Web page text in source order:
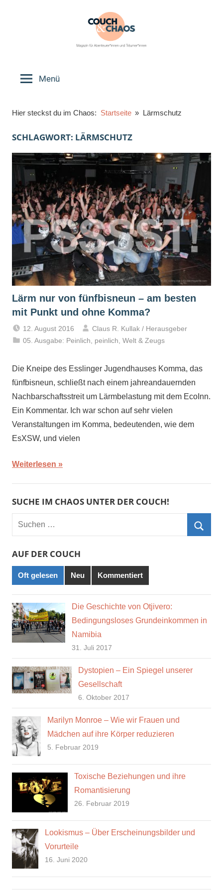
Chaos
Menü
Hier steckst du im Chaos: Startseite Lärmschutz
SCHLAGWORT: LÄRMSCHUTZ
Lärm nur von fünfbisneun – am besten
mit Punkt und ohne Komma?
12. August 2016
Claus R. Kullak / Herausgeber
05. Ausgabe: Peinlich, peinlich ,Welt & Zeugs
Die Kneipe des Esslinger Jugendhauses Komma, das
fünfbisneun, schließt nach einem jahreandauernden
Nachbarschaftsstreit um Lärmbelastung mit dem EcoInn.
Ein Kommentar. Ich war schon auf sehr vielen
Veranstaltungen im Komma, bedeutenden, wie dem
EsXSW, und vielen
Weiterlesen
SUCHE IM CHAOS UNTER DER COUCH!
Suchen
AUF DER COUCH
Oft gelesen Neu Kommentiert
Die Geschichte von Otjivero:
Bedingungsloses Grundeinkommen in
Namibia
31. Juli 2017
Dystopien – Ein Spiegel unserer
Gesellschaft
6. Oktober 2017
Marilyn Monroe – Wie wir Frauen und
Mädchen auf ihre Körper reduzieren
5. Februar 2019
Toxische Beziehungen und ihre
Romantisierung
26. Februar 2019
Lookismus – Über Erscheinungsbilder und
Vorurteile
16. Juni 2020